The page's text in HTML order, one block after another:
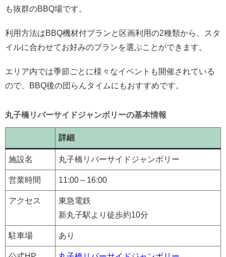
も抜群のBBQ場です。
利用方法はBBQ機材付プランと区画利用の2種類から、スタ
イルに合わせてお好みのプランを選ぶことができます。
エリア内では季節ごとに様々なイベントも開催されている
ので、BBQ後の団らんタイムにもおすすめです。
丸子橋リバーサイドジャンボリーの基本情報
詳細
施設名 丸子橋リバーサイドジャンボリー
営業時間 11:00～16:00
アクセス
東急電鉄
新丸子駅より徒歩約10分
駐車場 あり